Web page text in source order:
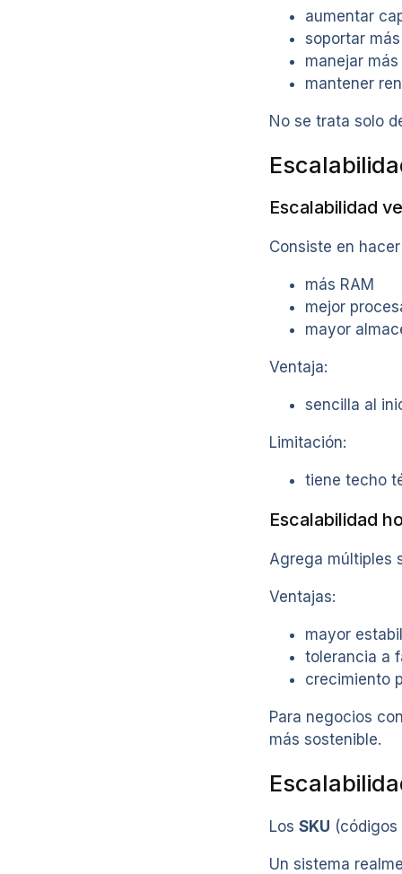
aumentar
soportar
manejar más
mantener
No se trata solo
Escalabilidad
Consiste en
más RAM
mejor
mayor
Ventaja:
sencilla al
Limitación:
tiene techo
Escalabilidad
Agrega múltiples
Ventajas:
mayor
tolerancia a
crecimiento
Para negocios
más sostenible.
Los SKU
Un sistema